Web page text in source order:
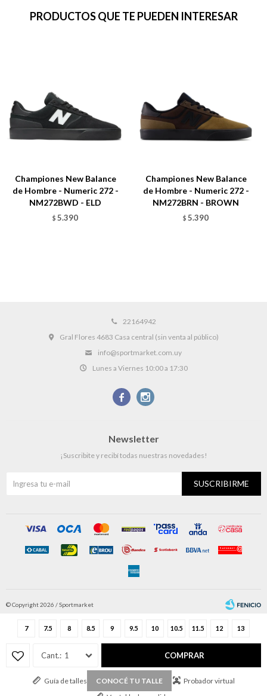
7 7.5 8 8.5 9 9.5 10 10.5 11.5 12 13
1 COMPRAR
Guía de talles CONOCÉ TU TALLE
Probador virtual
PRODUCTOS QUE TE PUEDEN INTERESAR
Championes New Balance
de Hombre - Numeric 272 -
NM272BWD - ELD
$ 5.390
Championes New Balance
de Hombre - Numeric 272 -
NM272BRN - BROWN
$ 5.390
22164942
Gral Flores 4683 Casa central (sin venta al público)
info@sportmarket.com.uy
Lunes a Viernes 10:00 a 17:30
 
Newsletter
¡Suscribite y recibí todas nuestras novedades!
SUSCRIBIRME
© Copyright 2026 / Sportmarket
Fenicio